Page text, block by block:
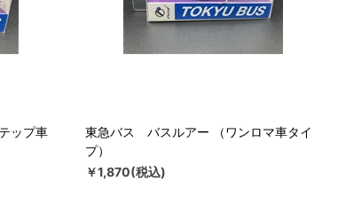
ップ車
東急バス バスルアー （ワンロマ車タイ
プ）
￥1,870(税込)